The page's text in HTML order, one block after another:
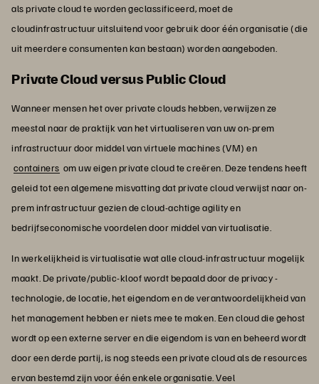
als private cloud te worden geclassificeerd, moet de
cloudinfrastructuur uitsluitend voor gebruik door één organisatie (die
uit meerdere consumenten kan bestaan) worden aangeboden.
Private Cloud versus Public Cloud
Wanneer mensen het over private clouds hebben, verwijzen ze
meestal naar de praktijk van het virtualiseren van uw on-prem
infrastructuur door middel van virtuele machines (VM) en
containers om uw eigen private cloud te creëren. Deze tendens heeft
geleid tot een algemene misvatting dat private cloud verwijst naar on-
prem infrastructuur gezien de cloud-achtige agility en
bedrijfseconomische voordelen door middel van virtualisatie.
In werkelijkheid is virtualisatie wat alle cloud-infrastructuur mogelijk
maakt. De private/public-kloof wordt bepaald door de privacy -
technologie, de locatie, het eigendom en de verantwoordelijkheid van
het management hebben er niets mee te maken. Een cloud die gehost
wordt op een externe server en die eigendom is van en beheerd wordt
door een derde partij, is nog steeds een private cloud als de resources
ervan bestemd zijn voor één enkele organisatie. Veel